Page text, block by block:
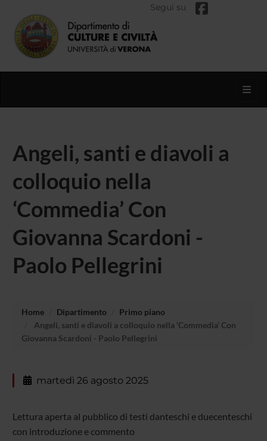
Segui su
Angeli, santi e diavoli a
colloquio nella
‘Commedia’ Con
Giovanna Scardoni -
Paolo Pellegrini
Home Dipartimento
Primo piano
Angeli, santi e diavoli a colloquio nella ‘Commedia’ Con
Giovanna Scardoni - Paolo Pellegrini
martedì 26 agosto 2025
Lettura aperta al pubblico di testi danteschi e duecenteschi
con introduzione e commento